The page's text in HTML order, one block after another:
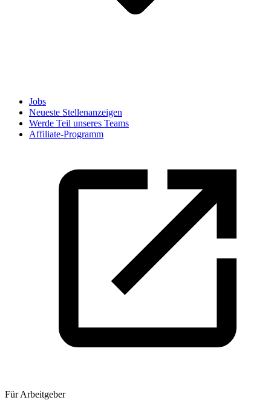
Jobs
Neueste Stellenanzeigen
Werde Teil unseres Teams
Affiliate-Programm
Für Arbeitgeber